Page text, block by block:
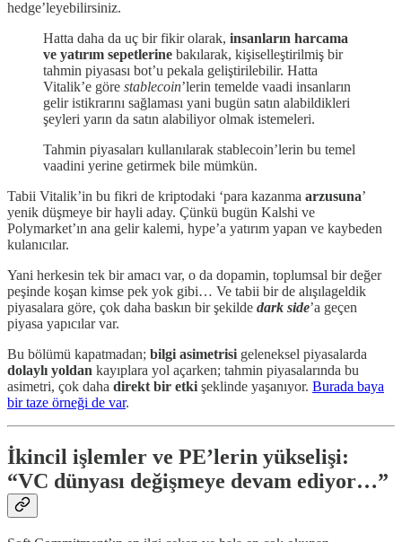
hedge’leyebilirsiniz.
Hatta daha da uç bir fikir olarak, insanların harcama
ve yatırım sepetlerine bakılarak, kişiselleştirilmiş bir
tahmin piyasası bot’u pekala geliştirilebilir. Hatta
Vitalik’e göre stablecoin’lerin temelde vaadi insanların
gelir istikrarını sağlaması yani bugün satın alabildikleri
şeyleri yarın da satın alabiliyor olmak istemeleri.
Tahmin piyasaları kullanılarak stablecoin’lerin bu temel
vaadini yerine getirmek bile mümkün.
Tabii Vitalik’in bu fikri de kriptodaki ‘para kazanma arzusuna’
yenik düşmeye bir hayli aday. Çünkü bugün Kalshi ve
Polymarket’ın ana gelir kalemi, hype’a yatırım yapan ve kaybeden
kulanıcılar.
Yani herkesin tek bir amacı var, o da dopamin, toplumsal bir değer
peşinde koşan kimse pek yok gibi… Ve tabii bir de alışılageldik
piyasalara göre, çok daha baskın bir şekilde dark side’a geçen
piyasa yapıcılar var.
Bu bölümü kapatmadan; bilgi asimetrisi geleneksel piyasalarda
dolaylı yoldan kayıplara yol açarken; tahmin piyasalarında bu
asimetri, çok daha direkt bir etki şeklinde yaşanıyor. Burada baya
bir taze örneği de var.
İkincil işlemler ve PE’lerin yükselişi:
“VC dünyası değişmeye devam ediyor…”